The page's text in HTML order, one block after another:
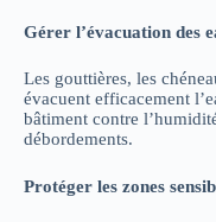
Gérer l’évacuation des
Les gouttières, les
évacuent efficacement
bâtiment contre
débordements.
Protéger les zones